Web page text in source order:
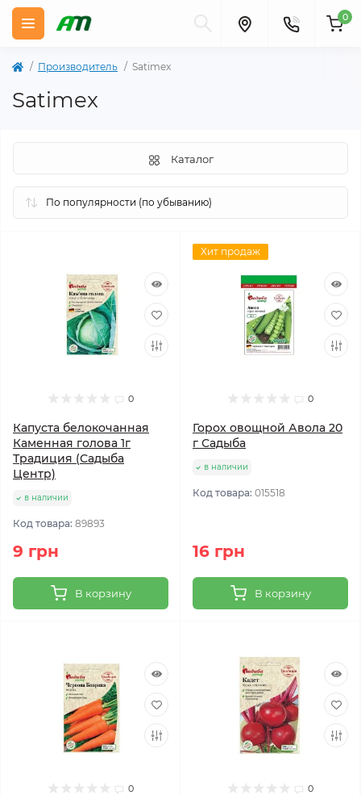
0
Производитель Satimex
Satimex
Каталог
0
Капуста белокочанная
Каменная голова 1г
Традиция (Садыба
Центр)
в наличии
Код товара: 89893
9 грн
В корзину
Хит продаж
0
Горох овощной Авола 20
г Садыба
в наличии
Код товара: 015518
16 грн
В корзину
0 0